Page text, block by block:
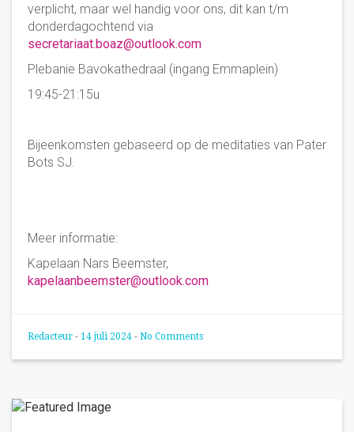
verplicht, maar wel handig voor ons, dit kan t/m
donderdagochtend via
secretariaat.boaz@outlook.com
Plebanie Bavokathedraal (ingang Emmaplein)
19:45-21:15u
Bijeenkomsten gebaseerd op de meditaties van Pater
Bots SJ.
Meer informatie:
Kapelaan Nars Beemster,
kapelaanbeemster@outlook.com
Redacteur - 14 juli 2024 - No Comments